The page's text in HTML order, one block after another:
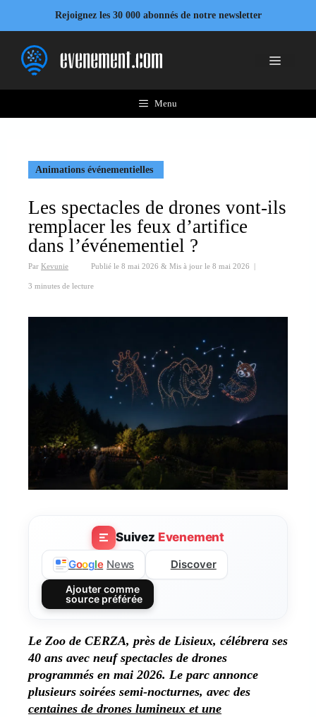
contenu
Rejoignez les 30 000 abonnés de notre newsletter
Menu
Menu
Animations événementielles
Les spectacles de drones vont-ils
remplacer les feux d’artifice
dans l’événementiel ?
Par Kevunie Publié le 8 mai 2026 & Mis à jour le 8 mai 2026 |
3 minutes de lecture
Suivez Evenement
Google News Discover
Ajouter comme
source préférée
Le Zoo de CERZA, près de Lisieux, célébrera ses
40 ans avec neuf spectacles de drones
programmés en mai 2026. Le parc annonce
plusieurs soirées semi-nocturnes, avec des
centaines de drones lumineux et une